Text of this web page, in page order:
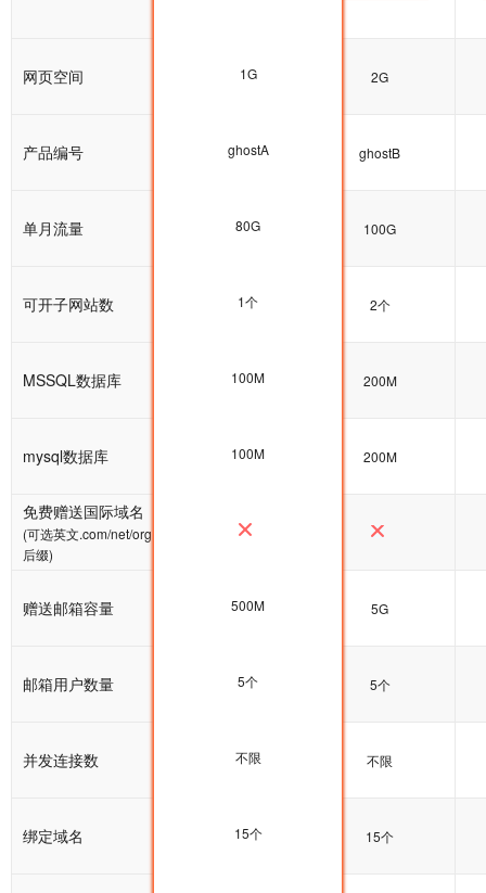
网页空间 2G
产品编号 ghostA ghostB
单月流量 80G 100G
可开子网站数 1个 2个
MSSQL数据库 100M 200M
mysql数据库 100M 200M
免费赠送国际域名
(可选英文.com/net/org
后缀)
赠送邮箱容量 5G 5G
邮箱用户数量 5个 5个
并发连接数 不限 不限
绑定域名 15个 15个
1G
ghostA
80G
1个
100M
100M
500M
5个
不限
15个